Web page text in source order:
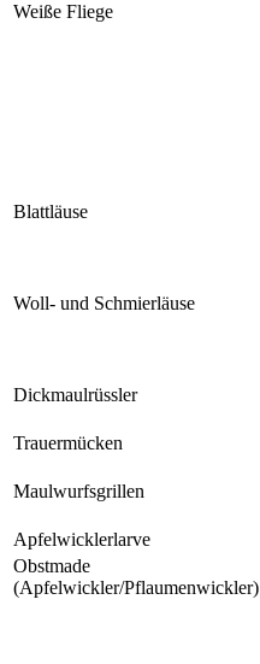
Weiße Fliege
Blattläuse
Woll- und Schmierläuse
Dickmaulrüssler
Trauermücken
Maulwurfsgrillen
Apfelwicklerlarve
Obstmade
(Apfelwickler/Pflaumenwickler)